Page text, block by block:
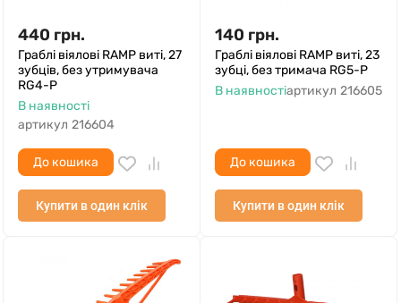
440 грн.
Граблі віялові RAMP виті, 27
зубців, без утримувача
RG4-P
В наявності
артикул 216604
До кошика
Купити в один клік
140 грн.
Граблі віялові RAMP виті, 23
зубці, без тримача RG5-P
В наявностіартикул 216605
До кошика
Купити в один клік